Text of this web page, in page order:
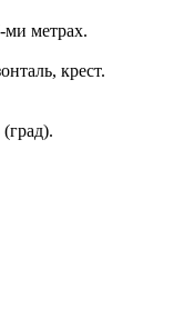
ми метрах.
крест.